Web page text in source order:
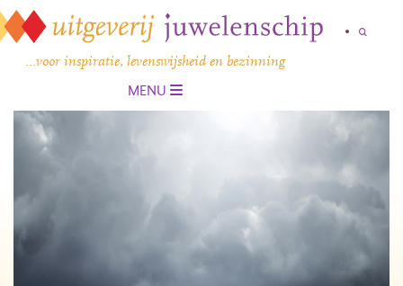
…voor inspiratie, levenswijsheid en bezinning
MENU